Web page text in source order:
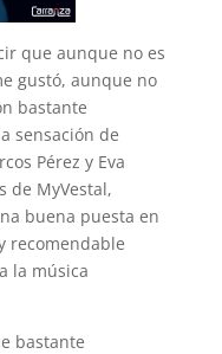
que aunque no es
gustó, aunque no
bastante
sensación de
Pérez y Eva
de MyVestal,
buena puesta en
recomendable
la música
bastante